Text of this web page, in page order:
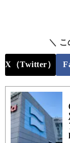
＼
X（Twitter）